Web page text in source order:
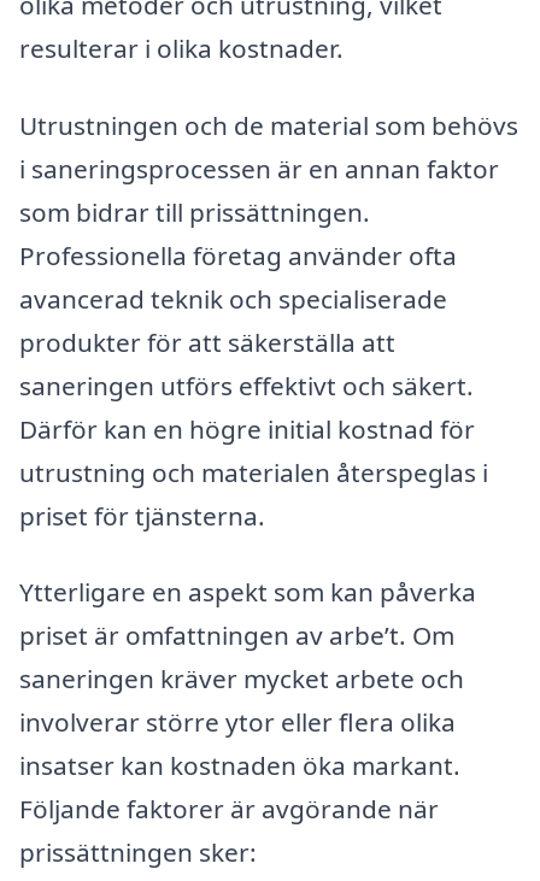
resulterar i olika kostnader.
Utrustningen och de material som behövs
i saneringsprocessen är en annan faktor
som bidrar till prissättningen.
Professionella företag använder ofta
avancerad teknik och specialiserade
produkter för att säkerställa att
saneringen utförs effektivt och säkert.
Därför kan en högre initial kostnad för
utrustning och materialen återspeglas i
priset för tjänsterna.
Ytterligare en aspekt som kan påverka
priset är omfattningen av arbe’t. Om
saneringen kräver mycket arbete och
involverar större ytor eller flera olika
insatser kan kostnaden öka markant.
Följande faktorer är avgörande när
prissättningen sker: